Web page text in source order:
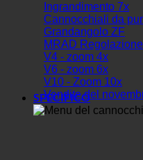
Ingrandimento 7x
Cannocchiali da
Grandangolo ZF
MRAD
V4 - zoom 4x
V6 - zoom 6x
V10 - Zoom 10x
Vendite del
SPECIFICO